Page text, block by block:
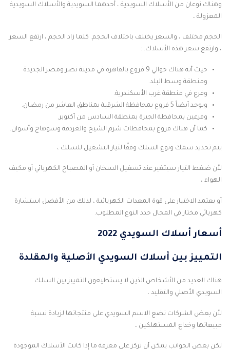
وهناك نوعان من الأسلاك السويدية ، أحدهما السويدية والأسلاك السويدية
المعزولة ،
الحجم مختلف ، والسعر يختلف باختلاف الحجم. كلما زاد الحجم ، ارتفع السعر
، وارتفع سعر هذه الأسلاك. :
حيث أنه هناك حوالي 9 فروع بالقاهرة في مدينة نصر ومصر الجديدة
ومنطقة وسط البلد.
وفرع في منطقة غرب الأسكندرية.
ويوجد أيضاً 5 فروع بمحافظة الشرقية بمناطق العاشر من رمضان.
وفرعين بمحافظة الجيزة بمنطقة السادس من أكتوبر.
كما أن هناك فروع بمحافظات شرم الشيخ والغردقة وسوهاج وأسوان.
يتم تحديد سمك ونوع السلك وفقًا لتيار التشغيل للسلك ،
لأن ضغط التيار سيتغير عند تشغيل السخان أو المصباح الكهربائي أو مكيف
الهواء ،
أو يعتمد الاختيار على قوة المعدات الكهربائية ، لذلك من الأفضل استشارة
كهربائي مختار في المجال حدد النوع المطلوب.
أسعار أسلاك السويدي 2022
التمييز بين أسلاك السويدي الأصلية والمقلدة
هناك العديد من الأشخاص الذين لا يستطيعون التمييز بين السلك
السويدي الأصلي والتقليد ،
لأن بعض الشركات تضع الاسم السويدي على منتجاتها لزيادة نسبة
مبيعاتها وخداع المستهلكين ،
لكن بعض الجوانب يمكن أن تركز على معرفة ما إذا كانت الأسلاك الموجودة